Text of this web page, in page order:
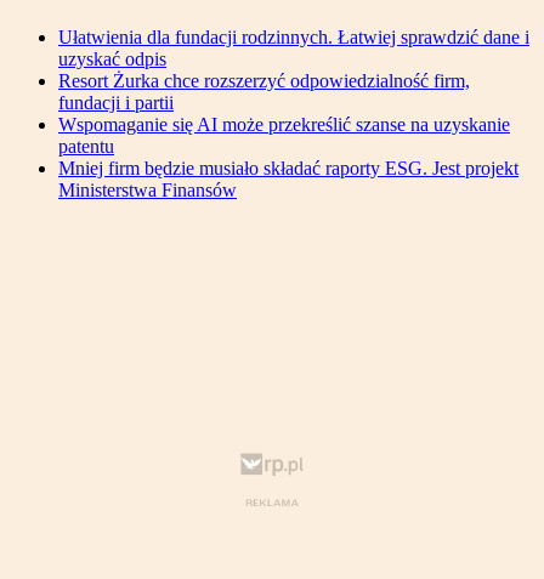
Ułatwienia dla fundacji rodzinnych. Łatwiej sprawdzić dane i
uzyskać odpis
Resort Żurka chce rozszerzyć odpowiedzialność firm,
fundacji i partii
Wspomaganie się AI może przekreślić szanse na uzyskanie
patentu
Mniej firm będzie musiało składać raporty ESG. Jest projekt
Ministerstwa Finansów